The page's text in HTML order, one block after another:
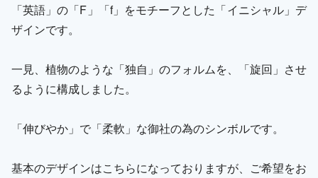
「英語」の「F」「f」をモチーフとした「イニシャル」デ
ザインです。
一見、植物のような「独自」のフォルムを、「旋回」させ
るように構成しました。
「伸びやか」で「柔軟」な御社の為のシンボルです。
基本のデザインはこちらになっておりますが、ご希望をお